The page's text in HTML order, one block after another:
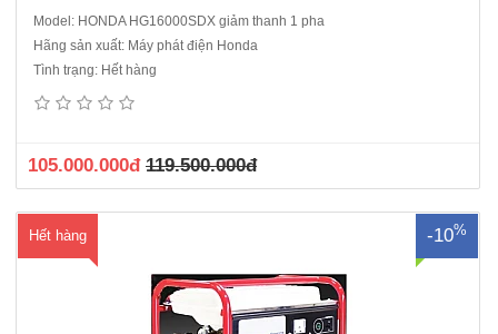
Model: HONDA HG16000SDX giảm thanh 1 pha
Hãng sản xuất: Máy phát điện Honda
Tình trạng: Hết hàng
105.000.000đ 119.500.000đ
Hết hàng -10%
Máy phát điện công suất 2.3KVA HONDA HG3100- Công suất liên tục:
Phát của Ý- Kiểu điều chỉnh điện áp: Tụ điện.- Tần số: 50Hz/60Hz.-